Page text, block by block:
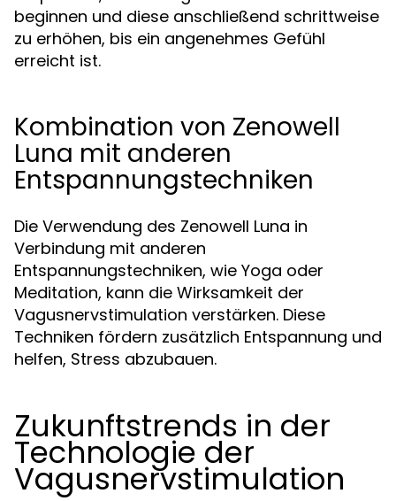
beginnen und diese anschließend schrittweise
zu erhöhen, bis ein angenehmes Gefühl
erreicht ist.
Kombination von Zenowell
Luna mit anderen
Entspannungstechniken
Die Verwendung des Zenowell Luna in
Verbindung mit anderen
Entspannungstechniken, wie Yoga oder
Meditation, kann die Wirksamkeit der
Vagusnervstimulation verstärken. Diese
Techniken fördern zusätzlich Entspannung und
helfen, Stress abzubauen.
Zukunftstrends in der
Technologie der
Vagusnervstimulation